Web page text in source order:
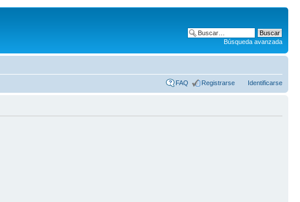
Búsqueda avanzada
FAQ Registrarse Identificarse